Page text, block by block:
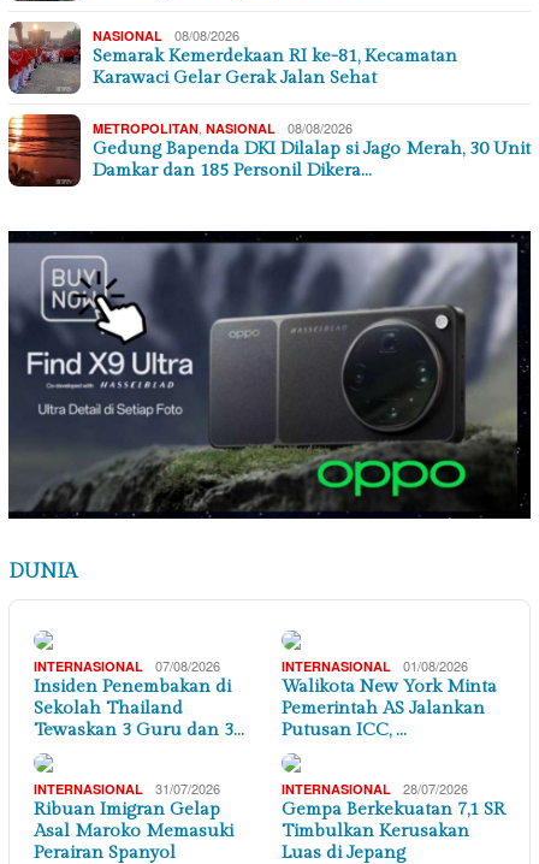
NASIONAL 08/08/2026
Semarak Kemerdekaan RI ke-81, Kecamatan
Karawaci Gelar Gerak Jalan Sehat
METROPOLITAN NASIONAL 08/08/2026
Gedung Bapenda DKI Dilalap si Jago Merah, 30 Unit
Damkar dan 185 Personil Dikera…
DUNIA
INTERNASIONAL 07/08/2026
Insiden Penembakan di
Sekolah Thailand
Tewaskan 3 Guru dan 3…
INTERNASIONAL 01/08/2026
Walikota New York Minta
Pemerintah AS Jalankan
Putusan ICC, …
INTERNASIONAL 31/07/2026
Ribuan Imigran Gelap
Asal Maroko Memasuki
Perairan Spanyol
INTERNASIONAL 28/07/2026
Gempa Berkekuatan 7,1 SR
Timbulkan Kerusakan
Luas di Jepang